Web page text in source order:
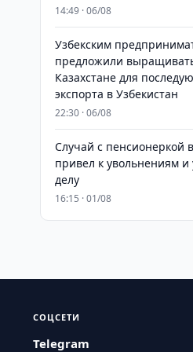
14:49 · 06/08
Узбекским
предложили
Казахстане для
экспорта в Узбекистан
22:30 · 06/08
Случай с пенсионеркой
привел к увольнениям и
делу
16:15 · 01/08
СОЦСЕТИ
Telegram